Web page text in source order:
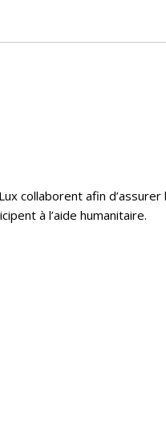
collaborent afin
à l’aide humanitaire.